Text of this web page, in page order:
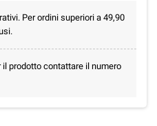
Per ordini superiori a 49,90
prodotto contattare il numero